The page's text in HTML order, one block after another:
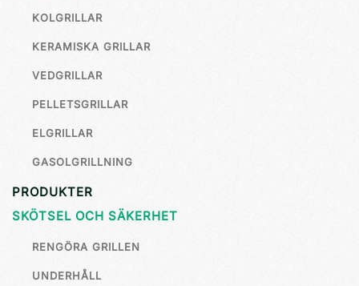
KOLGRILLAR
KERAMISKA GRILLAR
VEDGRILLAR
PELLETSGRILLAR
ELGRILLAR
GASOLGRILLNING
PRODUKTER
SKÖTSEL OCH SÄKERHET
RENGÖRA GRILLEN
UNDERHÅLL